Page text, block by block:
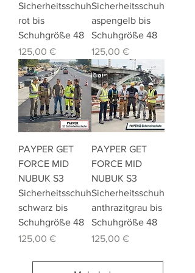
Sicherheitsschuh
rot bis
Schuhgröße 48
Preis
125,00 €
Sicherheitsschuh
aspengelb bis
Schuhgröße 48
Preis
125,00 €
PAYPER GET
FORCE MID
NUBUK S3
Sicherheitsschuh
schwarz bis
Schuhgröße 48
Preis
125,00 €
PAYPER GET
FORCE MID
NUBUK S3
Sicherheitsschuh
anthrazitgrau bis
Schuhgröße 48
Preis
125,00 €